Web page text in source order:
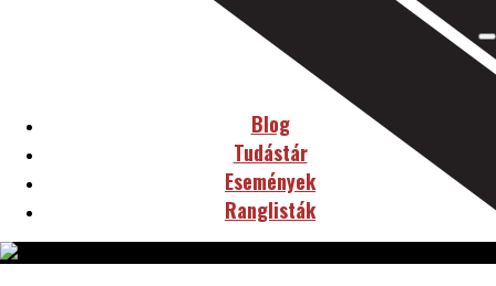
Blog
Tudástár
Események
Ranglisták